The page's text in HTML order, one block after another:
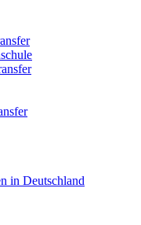
in Deutschland